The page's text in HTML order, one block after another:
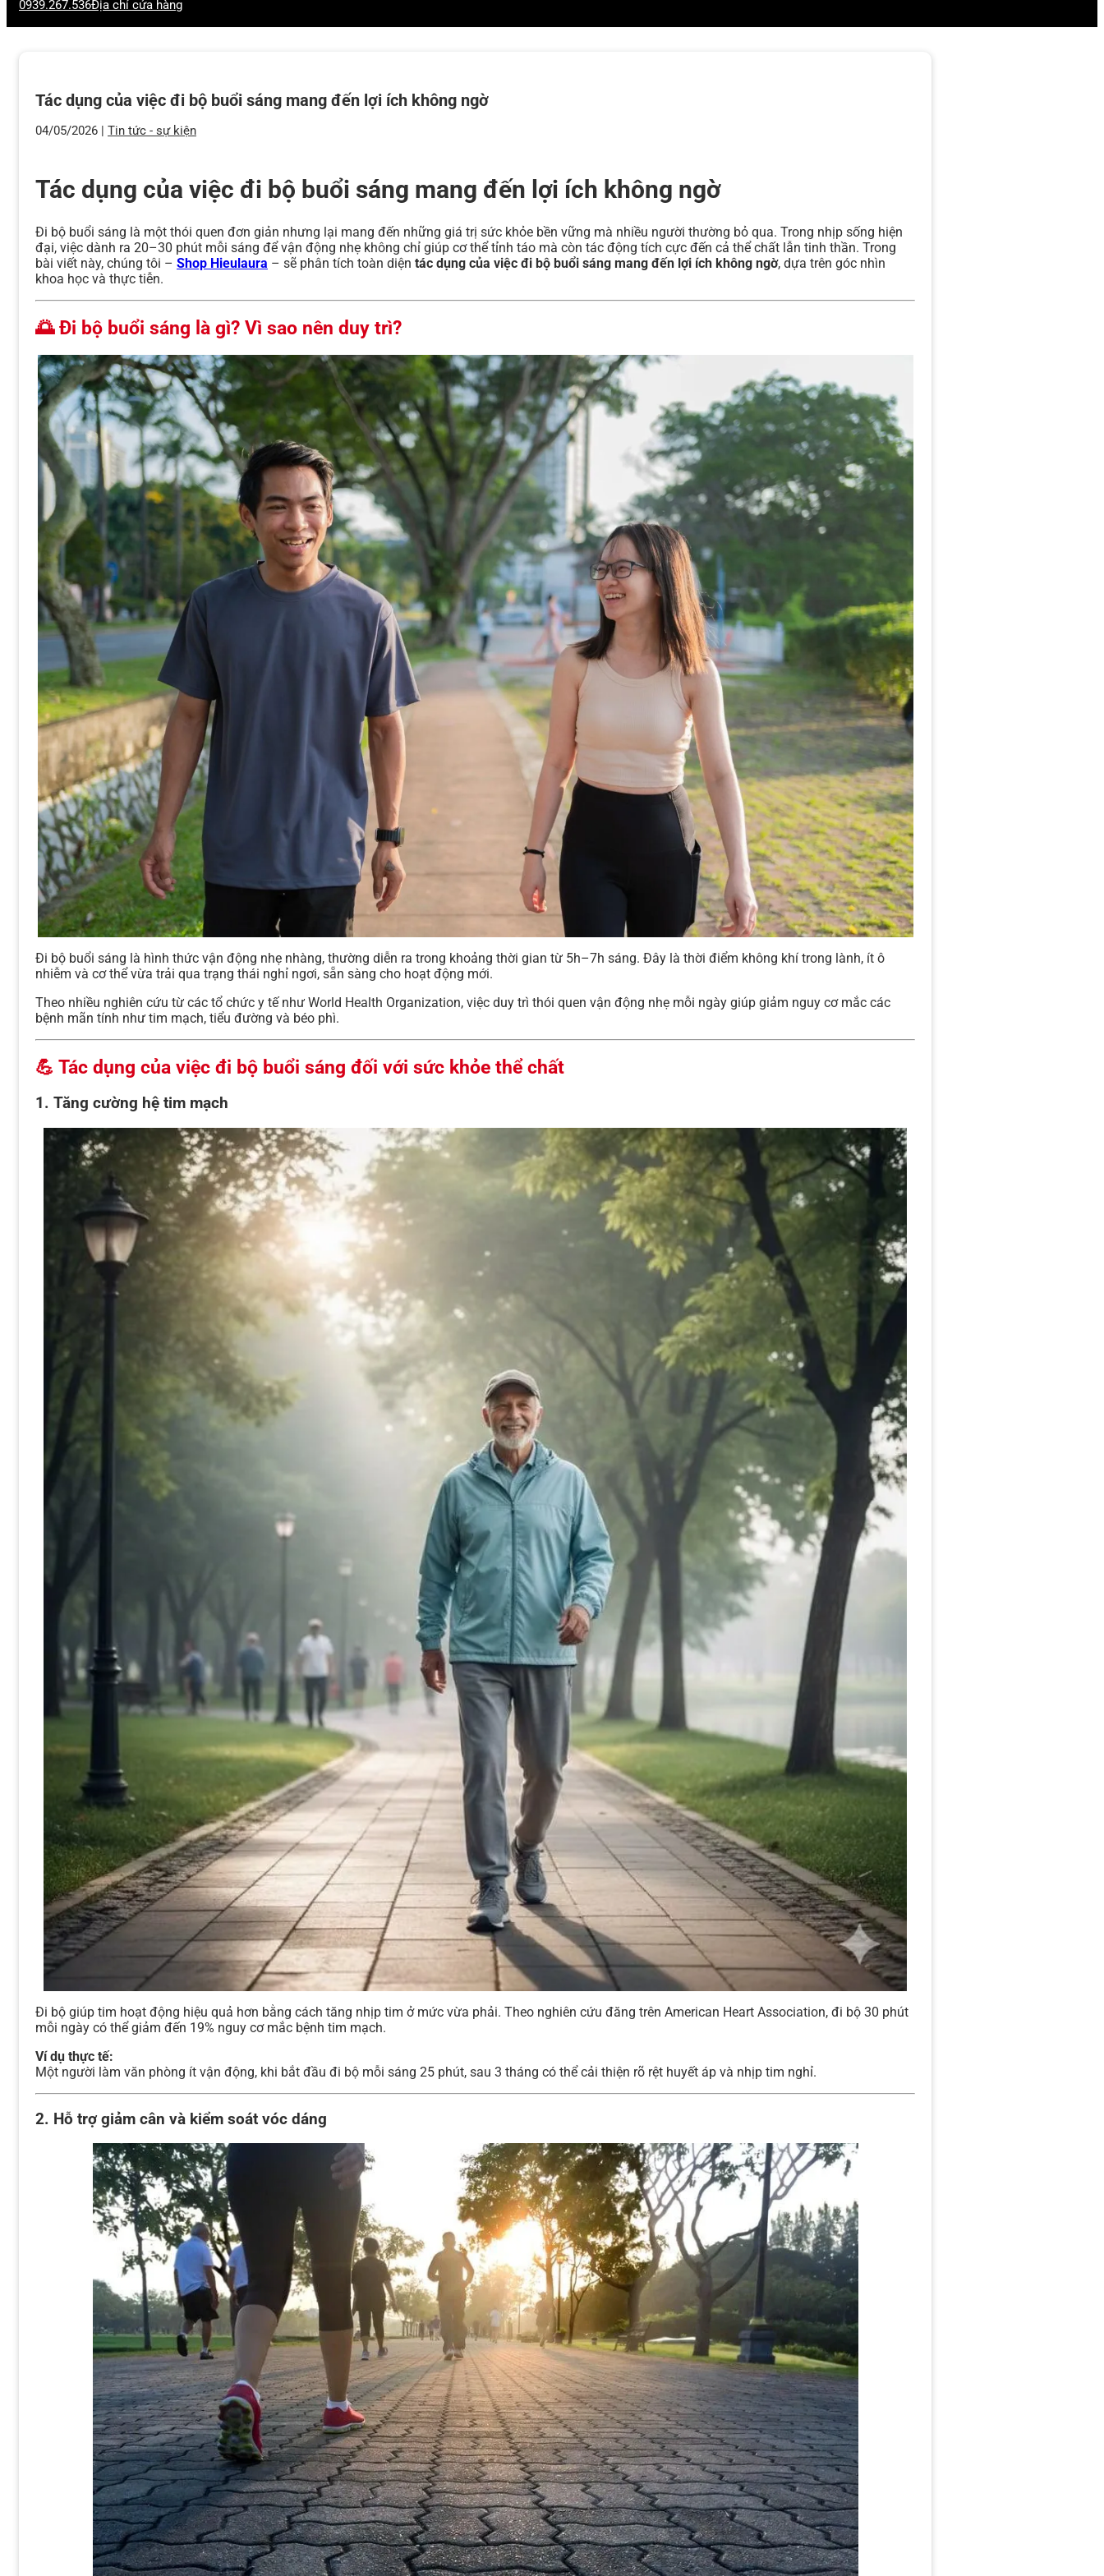
0939.267.536Địa chỉ cửa hàng
Tác dụng của việc đi bộ buổi sáng mang đến lợi ích không ngờ
04/05/2026 | Tin tức - sự kiện
Tác dụng của việc đi bộ buổi sáng mang đến lợi ích không ngờ
Đi bộ buổi sáng là một thói quen đơn giản nhưng lại mang đến những giá trị sức khỏe bền vững mà nhiều người thường bỏ qua. Trong nhịp sống hiện
đại, việc dành ra 20–30 phút mỗi sáng để vận động nhẹ không chỉ giúp cơ thể tỉnh táo mà còn tác động tích cực đến cả thể chất lẫn tinh thần. Trong
bài viết này, chúng tôi – Shop Hieulaura – sẽ phân tích toàn diện tác dụng của việc đi bộ buổi sáng mang đến lợi ích không ngờ, dựa trên góc nhìn
khoa học và thực tiễn.
🌅 Đi bộ buổi sáng là gì? Vì sao nên duy trì?
Đi bộ buổi sáng là hình thức vận động nhẹ nhàng, thường diễn ra trong khoảng thời gian từ 5h–7h sáng. Đây là thời điểm không khí trong lành, ít ô
nhiễm và cơ thể vừa trải qua trạng thái nghỉ ngơi, sẵn sàng cho hoạt động mới.
Theo nhiều nghiên cứu từ các tổ chức y tế như World Health Organization, việc duy trì thói quen vận động nhẹ mỗi ngày giúp giảm nguy cơ mắc các
bệnh mãn tính như tim mạch, tiểu đường và béo phì.
💪 Tác dụng của việc đi bộ buổi sáng đối với sức khỏe thể chất
1. Tăng cường hệ tim mạch
Đi bộ giúp tim hoạt động hiệu quả hơn bằng cách tăng nhịp tim ở mức vừa phải. Theo nghiên cứu đăng trên American Heart Association, đi bộ 30 phút
mỗi ngày có thể giảm đến 19% nguy cơ mắc bệnh tim mạch.
Ví dụ thực tế:
Một người làm văn phòng ít vận động, khi bắt đầu đi bộ mỗi sáng 25 phút, sau 3 tháng có thể cải thiện rõ rệt huyết áp và nhịp tim nghỉ.
2. Hỗ trợ giảm cân và kiểm soát vóc dáng